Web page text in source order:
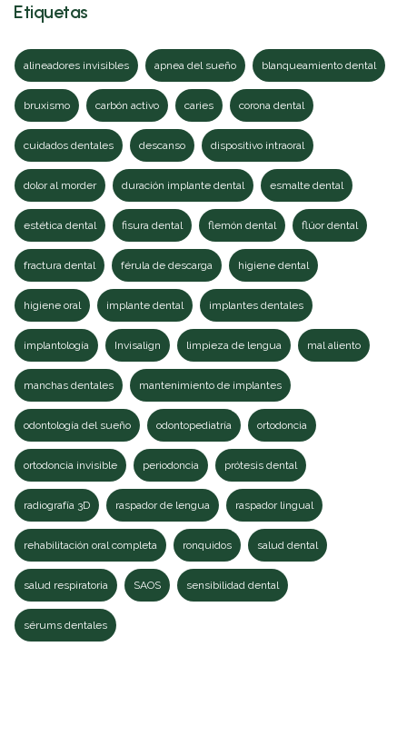
Etiquetas
alineadores invisibles apnea del sueño blanqueamiento dental
bruxismo carbón activo caries corona dental
cuidados dentales descanso dispositivo intraoral
dolor al morder duración implante dental esmalte dental
estética dental fisura dental flemón dental flúor dental
fractura dental férula de descarga higiene dental
higiene oral implante dental implantes dentales
implantología Invisalign limpieza de lengua mal aliento
manchas dentales mantenimiento de implantes
odontología del sueño odontopediatría ortodoncia
ortodoncia invisible periodoncia prótesis dental
radiografía 3D raspador de lengua raspador lingual
rehabilitación oral completa ronquidos salud dental
salud respiratoria SAOS sensibilidad dental
sérums dentales